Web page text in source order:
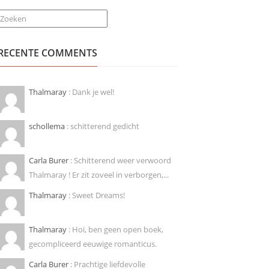
COMMENTS
Thalmaray : Dank je wel!
schollema : schitterend gedicht
Carla Burer : Schitterend weer verwoord
Thalmaray ! Er zit zoveel in verborgen,...
Thalmaray : Sweet Dreams!
Thalmaray : Hoi, ben geen open boek,
gecompliceerd eeuwige romanticus.
Carla Burer : Prachtige liefdevolle